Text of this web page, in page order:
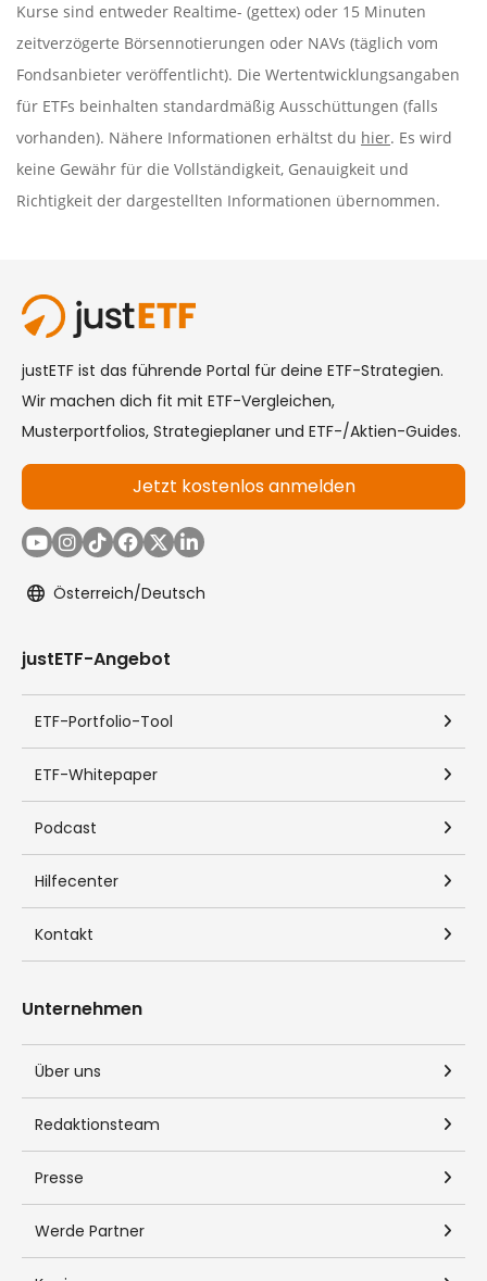
Kurse sind entweder Realtime- (gettex) oder 15 Minuten
zeitverzögerte Börsennotierungen oder NAVs (täglich vom
Fondsanbieter veröffentlicht). Die Wertentwicklungsangaben
für ETFs beinhalten standardmäßig Ausschüttungen (falls
vorhanden). Nähere Informationen erhältst du hier. Es wird
keine Gewähr für die Vollständigkeit, Genauigkeit und
Richtigkeit der dargestellten Informationen übernommen.